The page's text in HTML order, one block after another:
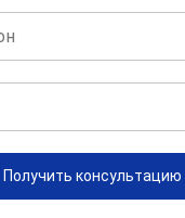
Получить консультацию